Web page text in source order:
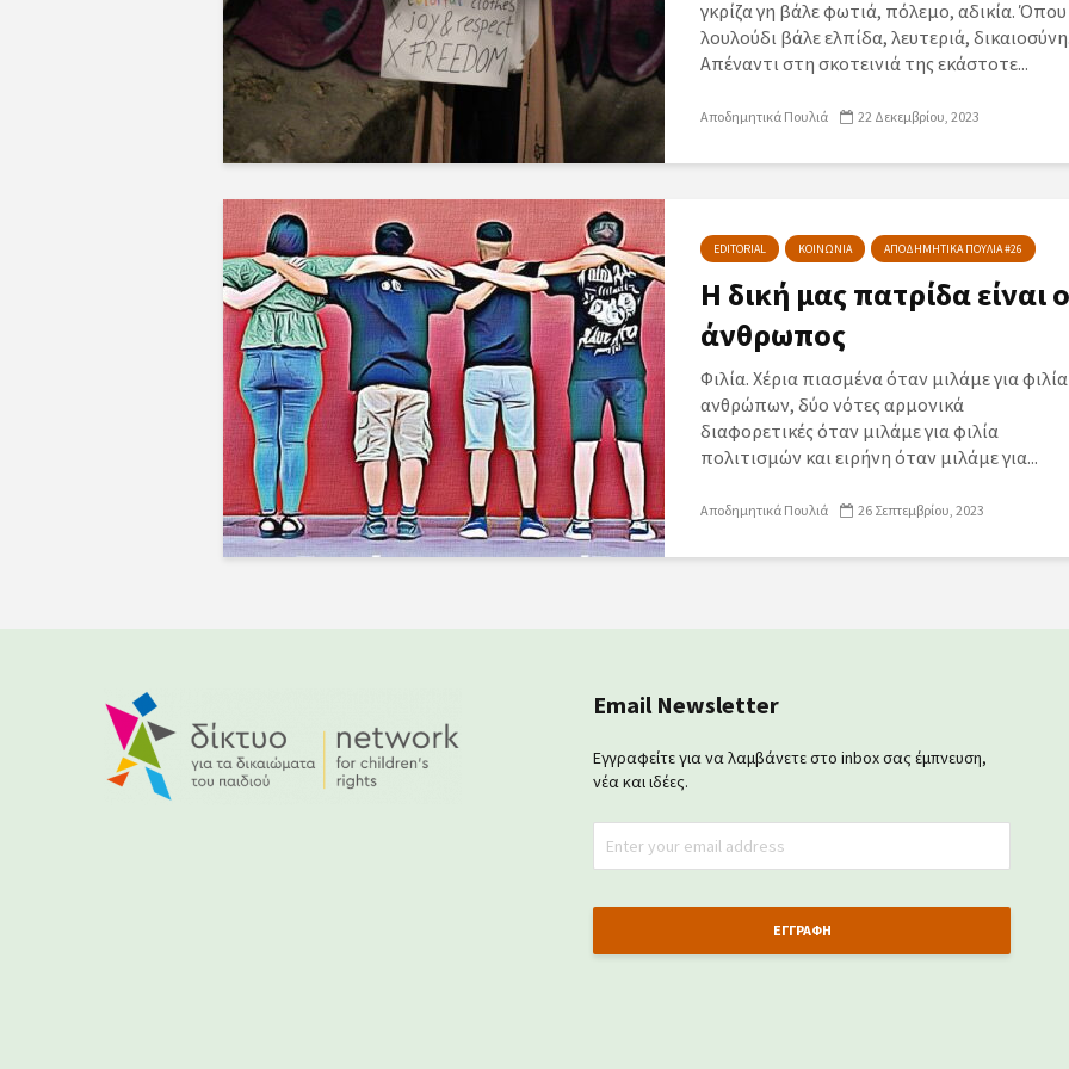
γκρίζα γη βάλε φωτιά, πόλεμο, αδικία. Όπου
λουλούδι βάλε ελπίδα, λευτεριά,
Απέναντι στη σκοτεινιά της εκάστοτε...
Αποδημητικά Πουλιά 22 Δεκεμβρίου, 2023
EDITORIAL ΚΟΙΝΩΝΙΑ ΑΠΟΔΗΜΗΤΙΚΑ ΠΟΥΛΙΑ #26
Η δική μας πατρίδα είναι ο
άνθρωπος
Φιλία. Χέρια πιασμένα όταν μιλάμε για φιλία
ανθρώπων, δύο νότες αρμονικά
διαφορετικές όταν μιλάμε για φιλία
πολιτισμών και ειρήνη όταν μιλάμε για...
Αποδημητικά Πουλιά 26 Σεπτεμβρίου, 2023
Email Newsletter
Εγγραφείτε για να λαμβάνετε στο inbox σας έμπνευση,
νέα και ιδέες.